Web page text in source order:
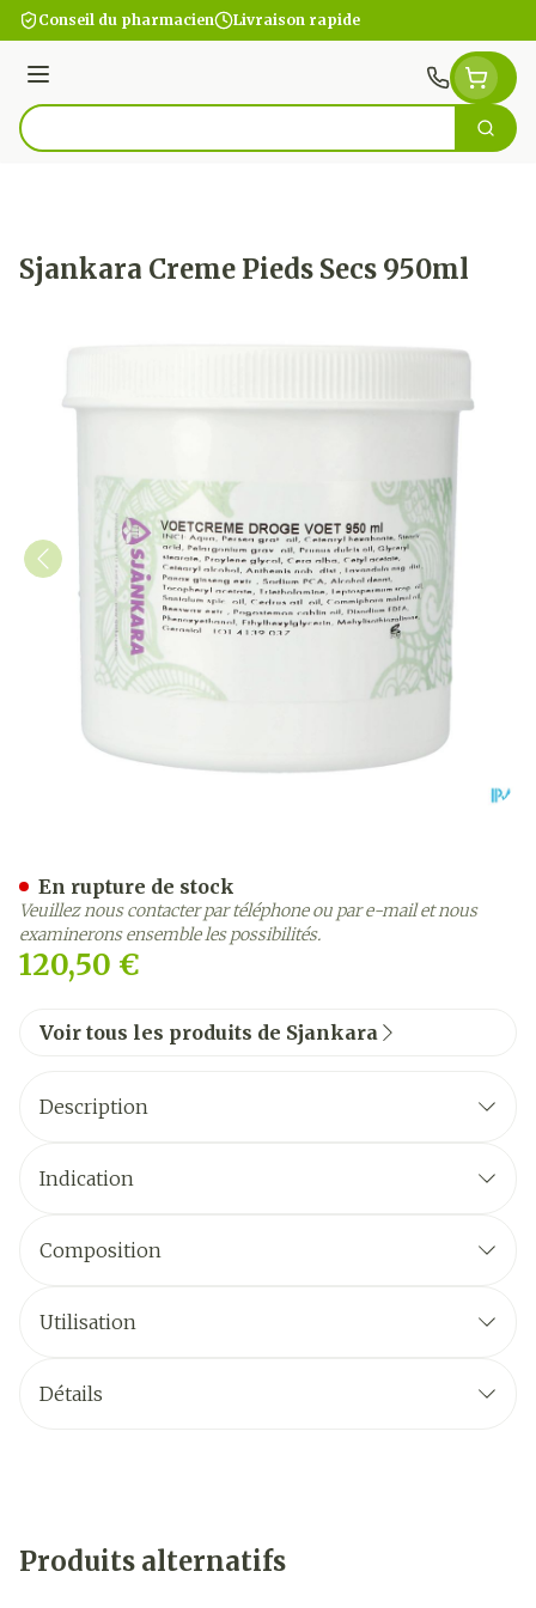
Aller au contenu
Conseil du pharmacien Livraison rapide
Menu
Rechercher
Sjankara Creme Pieds Secs 950ml
120,50 €
En rupture de stock
Veuillez nous contacter par téléphone ou par e-mail et nous
examinerons ensemble les possibilités.
Voir tous les produits de Sjankara
Description
Indication
Composition
Utilisation
Détails
Produits alternatifs